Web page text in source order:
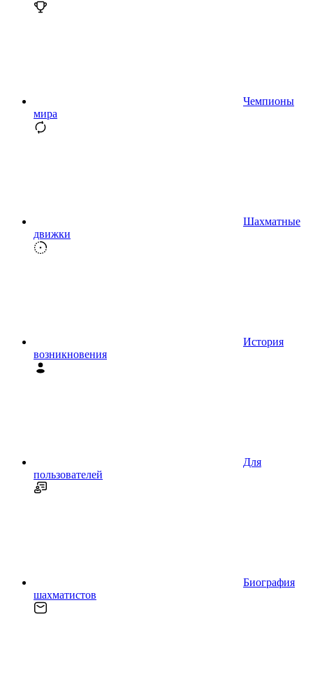
Чемпионы
мира
Шахматные
движки
История
возникновения
Для
пользователей
Биография
шахматистов